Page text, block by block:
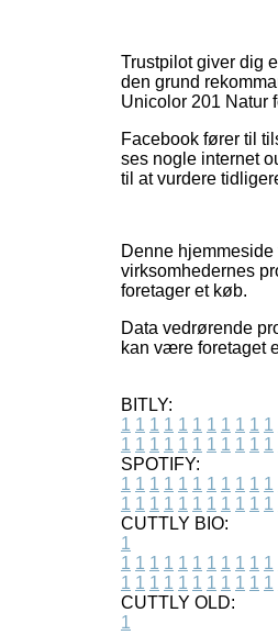
Trustpilot giver dig
den grund
Unicolor 201 Natur
Facebook fører til
ses nogle internet
til at vurdere
Denne
virksomhedernes
foretager et køb.
Data vedrørende
kan være foretaget
BITLY:
1 1 1 1 1 1 1 1 1 1 1
1 1 1 1 1 1 1 1 1 1 1
SPOTIFY:
1 1 1 1 1 1 1 1 1 1 1
1 1 1 1 1 1 1 1 1 1 1
CUTTLY BIO:
1
1 1 1 1 1 1 1 1 1 1 1
1 1 1 1 1 1 1 1 1 1 1
CUTTLY OLD:
1